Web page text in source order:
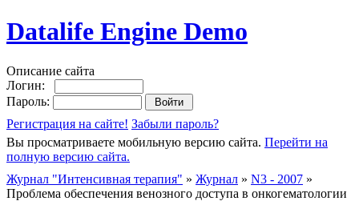
Datalife Engine Demo
Описание сайта
Логин:
Пароль:
Регистрация на сайте! Забыли пароль?
Вы просматриваете мобильную версию сайта. Перейти на
полную версию сайта.
Журнал "Интенсивная терапия" » Журнал » N3 - 2007 »
Проблема обеспечения венозного доступа в онкогематологии